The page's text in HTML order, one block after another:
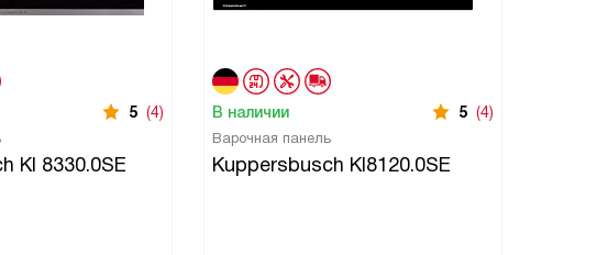
5 (4)
KI 8330.0SE
В наличии 5 (4)
Варочная панель
Kuppersbusch KI8120.0SE